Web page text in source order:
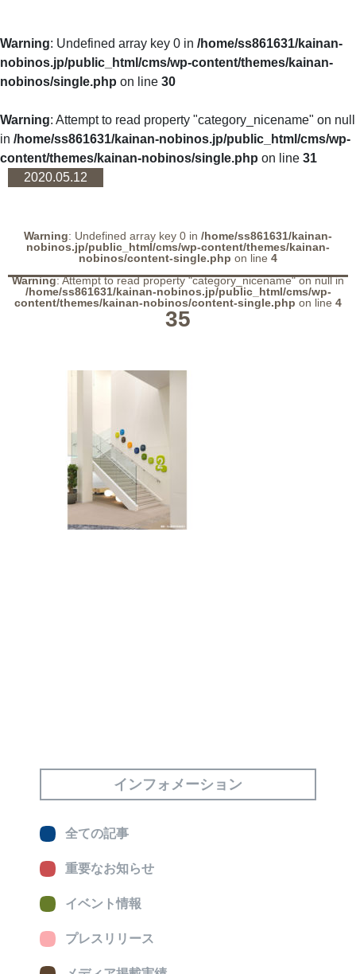
Warning: Undefined array key 0 in /home/ss861631/kainan-
nobinos.jp/public_html/cms/wp-content/themes/kainan-
nobinos/single.php on line 30
Warning: Attempt to read property "category_nicename" on null
in /home/ss861631/kainan-nobinos.jp/public_html/cms/wp-
content/themes/kainan-nobinos/single.php on line 31
2020.05.12
Warning: Undefined array key 0 in /home/ss861631/kainan-
nobinos.jp/public_html/cms/wp-content/themes/kainan-
nobinos/content-single.php on line 4
Warning: Attempt to read property "category_nicename" on null in
/home/ss861631/kainan-nobinos.jp/public_html/cms/wp-
content/themes/kainan-nobinos/content-single.php on line 4
35
インフォメーション
全ての記事
重要なお知らせ
イベント情報
プレスリリース